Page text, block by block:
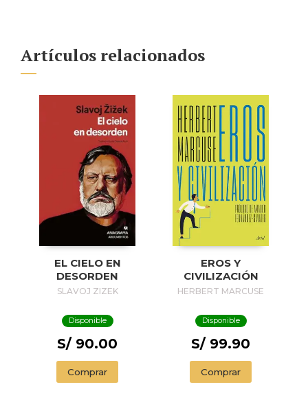
Artículos relacionados
EL CIELO EN
DESORDEN
SLAVOJ ZIZEK
Disponible
S/ 90.00
Comprar
EROS Y
CIVILIZACIÓN
HERBERT MARCUSE
Disponible
S/ 99.90
Comprar